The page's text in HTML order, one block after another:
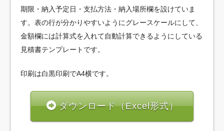
期限・納入予定日・支払方法・納入場所欄を設けていま
す。表の行が分かりやすいようにグレースケールにして、
金額欄には計算式を入れて自動計算できるようにしている
見積書テンプレートです。
印刷は白黒印刷でA4横です。
ダウンロード（Excel形式）